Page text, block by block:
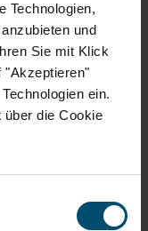
Technologien,
und
Sie mit Klick
"Akzeptieren"
ein.
über die Cookie
gut könnten
gut und richtig für
Gesellschaft sein.
Eurozone zurzeit
angepeilten 2
würde, dass